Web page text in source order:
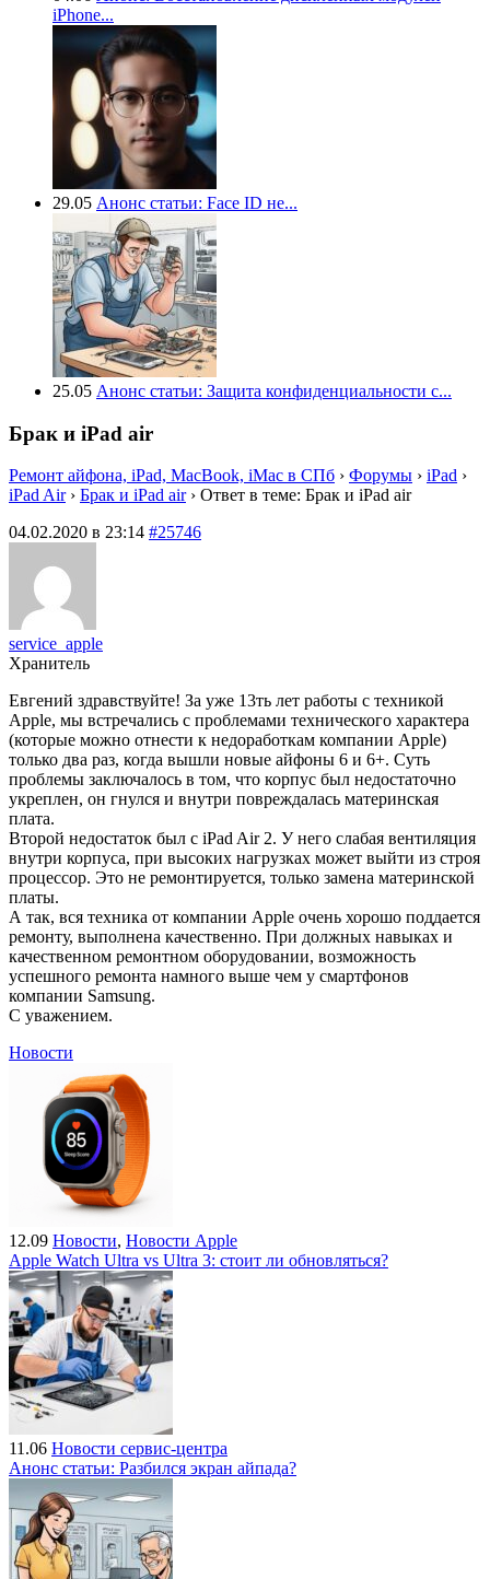
iPhone...
29.05 Анонс статьи: Face ID не...
25.05 Анонс статьи: Защита конфиденциальности с...
Брак и iPad air
Ремонт айфона, iPad, MacBook, iMac в СПб › Форумы › iPad ›
iPad Air › Брак и iPad air › Ответ в теме: Брак и iPad air
04.02.2020 в 23:14 #25746
service_apple
Хранитель
Евгений здравствуйте! За уже 13ть лет работы с техникой
Apple, мы встречались с проблемами технического характера
(которые можно отнести к недоработкам компании Apple)
только два раз, когда вышли новые айфоны 6 и 6+. Суть
проблемы заключалось в том, что корпус был недостаточно
укреплен, он гнулся и внутри повреждалась материнская
плата.
Второй недостаток был с iPad Air 2. У него слабая вентиляция
внутри корпуса, при высоких нагрузках может выйти из строя
процессор. Это не ремонтируется, только замена материнской
платы.
А так, вся техника от компании Apple очень хорошо поддается
ремонту, выполнена качественно. При должных навыках и
качественном ремонтном оборудовании, возможность
успешного ремонта намного выше чем у смартфонов
компании Samsung.
С уважением.
Новости
12.09 Новости, Новости Apple
Apple Watch Ultra vs Ultra 3: стоит ли обновляться?
11.06 Новости сервис-центра
Анонс статьи: Разбился экран айпада?